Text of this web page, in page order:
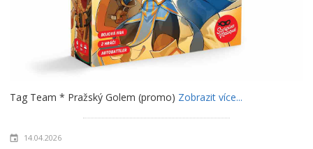
Tag Team * Pražský Golem (promo) Zobrazit více...
14.04.2026